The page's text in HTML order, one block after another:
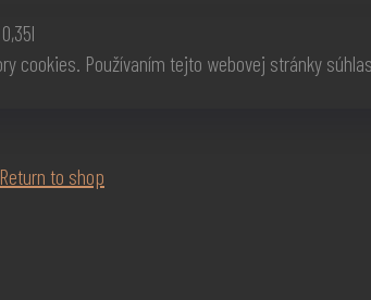
cookies. Používaním tejto webovej stránky
Return to shop